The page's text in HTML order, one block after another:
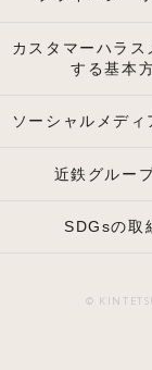
カスタマーハラス
する基本
ソーシャルメディ
近鉄グルー
SDGsの取
©